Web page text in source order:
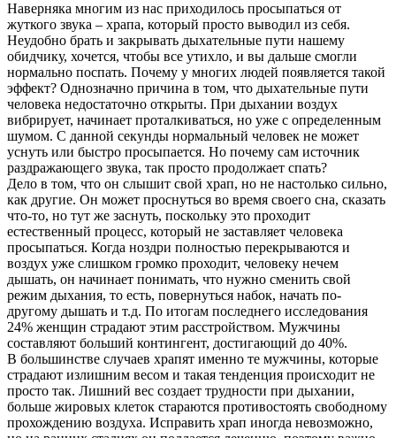
Наверняка многим из нас приходилось просыпаться от
жуткого звука – храпа, который просто выводил из себя.
Неудобно брать и закрывать дыхательные пути нашему
обидчику, хочется, чтобы все утихло, и вы дальше смогли
нормально поспать. Почему у многих людей появляется такой
эффект? Однозначно причина в том, что дыхательные пути
человека недостаточно открыты. При дыхании воздух
вибрирует, начинает проталкиваться, но уже с определенным
шумом. С данной секунды нормальный человек не может
уснуть или быстро просыпается. Но почему сам источник
раздражающего звука, так просто продолжает спать?
Дело в том, что он слышит свой храп, но не настолько сильно,
как другие. Он может проснуться во время своего сна, сказать
что-то, но тут же заснуть, поскольку это проходит
естественный процесс, который не заставляет человека
просыпаться. Когда ноздри полностью перекрываются и
воздух уже слишком громко проходит, человеку нечем
дышать, он начинает понимать, что нужно сменить свой
режим дыхания, то есть, повернуться набок, начать по-
другому дышать и т.д. По итогам последнего исследования
24% женщин страдают этим расстройством. Мужчины
составляют больший контингент, достигающий до 40%.
В большинстве случаев храпят именно те мужчины, которые
страдают излишним весом и такая тенденция происходит не
просто так. Лишний вес создает трудности при дыхании,
больше жировых клеток стараются противостоять свободному
прохождению воздуха. Исправить храп иногда невозможно,